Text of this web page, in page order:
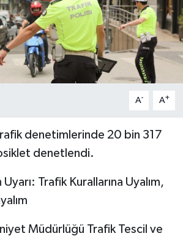
A- A+
denetimlerinde 20 bin 317
denetlendi.
Trafik Kurallarına Uyalım,
Müdürlüğü Trafik Tescil ve